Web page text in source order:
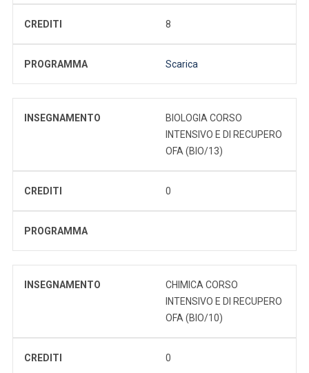
CREDITI 8
PROGRAMMA Scarica
INSEGNAMENTO
BIOLOGIA CORSO
INTENSIVO E DI RECUPERO
OFA (BIO/13)
CREDITI 0
PROGRAMMA
INSEGNAMENTO
CHIMICA CORSO
INTENSIVO E DI RECUPERO
OFA (BIO/10)
CREDITI 0